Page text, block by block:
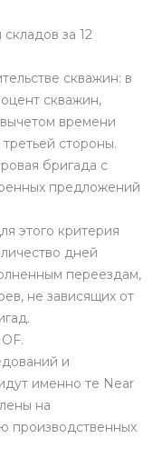
за 12
скважин: в
скважин,
времени
стороны.
бригада с
предложений
этого критерия
дней
переездам,
не зависящих от
и
именно те Near
на
производственных